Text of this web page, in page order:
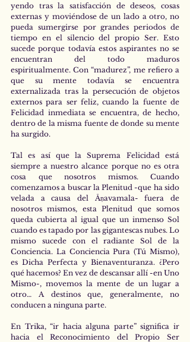
yendo tras la satisfacción de deseos, cosas
externas y moviéndose de un lado a otro, no
pueda sumergirse por grandes periodos de
tiempo en el silencio del propio Ser. Esto
sucede porque todavía estos aspirantes no se
encuentran del todo maduros
espiritualmente. Con “madurez”, me refiero a
que su mente todavía se encuentra
externalizada tras la persecución de objetos
externos para ser feliz, cuando la fuente de
Felicidad inmediata se encuentra, de hecho,
dentro de la misma fuente de donde su mente
ha surgido.
Tal es así que la Suprema Felicidad está
siempre a nuestro alcance porque no es otra
cosa que nosotros mismos. Cuando
comenzamos a buscar la Plenitud -que ha sido
velada a causa del Āṇavamala- fuera de
nosotros mismos, esta Plenitud que somos
queda cubierta al igual que un inmenso Sol
cuando es tapado por las gigantescas nubes. Lo
mismo sucede con el radiante Sol de la
Conciencia. La Conciencia Pura (Tú Mismo),
es Dicha Perfecta y Bienaventuranza. ¿Pero
qué hacemos? En vez de descansar allí -en Uno
Mismo-, movemos la mente de un lugar a
otro… A destinos que, generalmente, no
conducen a ninguna parte.
En Trika, “ir hacia alguna parte” significa ir
hacia el Reconocimiento del Propio Ser